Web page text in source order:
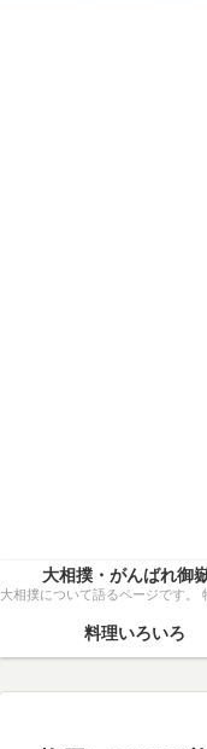
大相撲・がんばれ御
料理いろいろ